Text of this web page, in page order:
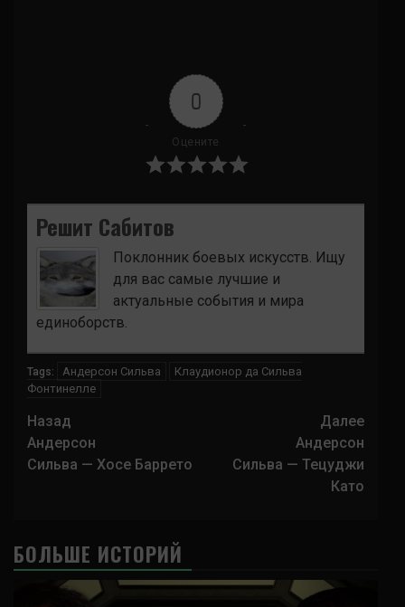
0
Оцените
Решит Сабитов
Поклонник боевых искусств. Ищу
для вас самые лучшие и
актуальные события и мира
единоборств.
Tags: Андерсон Сильва
Клаудионор да Сильва
Фонтинелле
Навигация
записи
Назад
Андерсон
Сильва — Хосе Баррето
Далее
Андерсон
Сильва — Тецуджи
Като
БОЛЬШЕ ИСТОРИЙ